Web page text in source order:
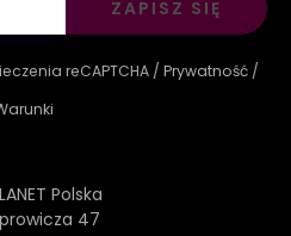
ZAPISZ SIĘ
reCAPTCHA / Prywatność /
Polska
47